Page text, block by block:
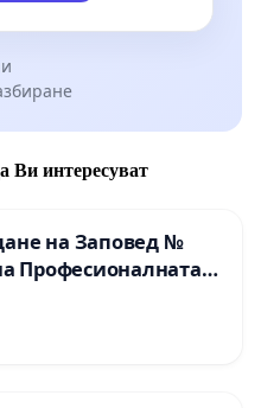
Ви интересуват
на Заповед №
Професионалната
технологии в
по икономика и